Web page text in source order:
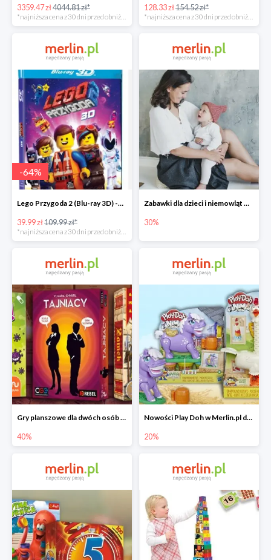
3359.47 zł4044.81 zł*
*najniższa cena z 30 dni przed obniżką
128.33 zł154.52 zł*
*najniższa cena z 30 dni przed obniżką
-64%
Lego Przygoda 2 (Blu-ray 3D) -64%
39.99 zł109.99 zł*
Zabawki dla dzieci i niemowląt w Merlin.pl do -30%
30%
Gry planszowe dla dwóch osób w Merlin.pl do -40%
40%
Nowości Play Doh w Merlin.pl do -20%
20%